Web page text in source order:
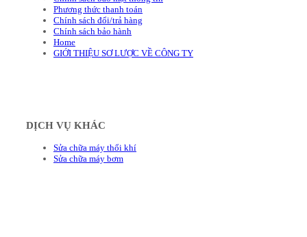
Phương thức thanh toán
Chính sách đổi/trả hàng
Chính sách bảo hành
Home
GIỚI THIỆU SƠ LƯỢC VỀ CÔNG TY
DỊCH VỤ KHÁC
Sửa chữa máy thổi khí
Sửa chữa máy bơm